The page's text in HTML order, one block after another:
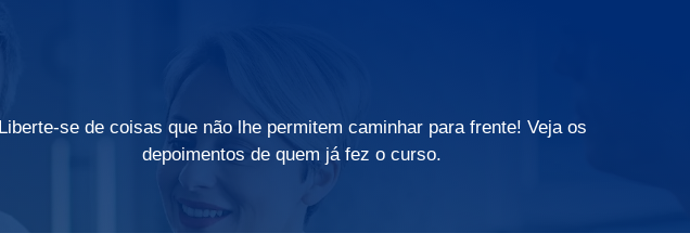
Liberte-se de coisas que não lhe permitem caminhar para frente! Veja os
depoimentos de quem já fez o curso.